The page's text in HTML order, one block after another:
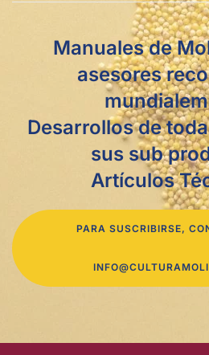
Manuales de
asesores
Desarrollos de
sus sub
Artículos
PARA SUSCRIBIRSE,